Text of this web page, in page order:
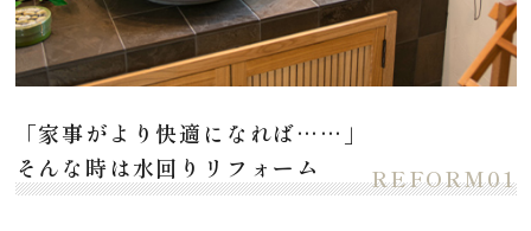
「家事がより快適になれば……」
そんな時は水回りリフォーム